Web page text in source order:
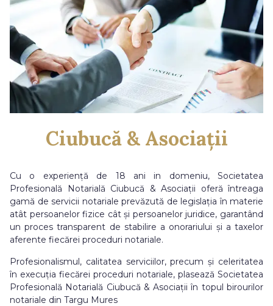
Ciubucă & Asociații
Cu o experiență de 18 ani in domeniu, Societatea
Profesională Notarială Ciubucă & Asociații oferă întreaga
gamă de servicii notariale prevăzută de legislația în materie
atât persoanelor fizice cât și persoanelor juridice, garantând
un proces transparent de stabilire a onorariului și a taxelor
aferente fiecărei proceduri notariale.
Profesionalismul, calitatea serviciilor, precum și celeritatea
în execuția fiecărei proceduri notariale, plasează Societatea
Profesională Notarială Ciubucă & Asociații în topul birourilor
notariale din Targu Mures